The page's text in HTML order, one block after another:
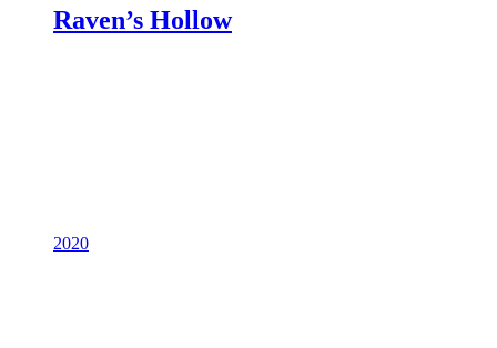
Raven’s Hollow
2020